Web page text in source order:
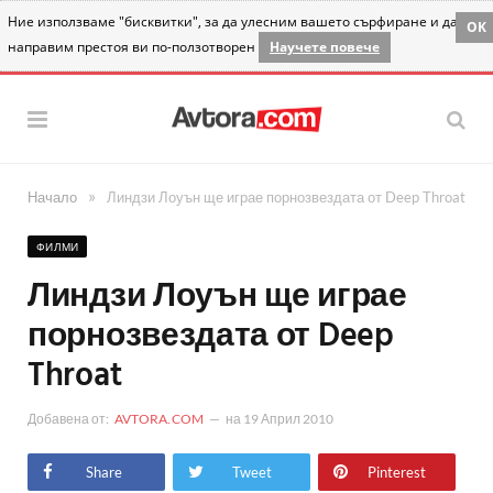
Ние използваме "бисквитки", за да улесним вашето сърфиране и да
направим престоя ви по-ползотворен
Научете повече
OK
Начало » Линдзи Лоуън ще играе порнозвездата от Deep Throat
ФИЛМИ
Линдзи Лоуън ще играе
порнозвездата от Deep
Throat
Добавена от: AVTORA.COM на 19 Април 2010
Share Tweet Pinterest